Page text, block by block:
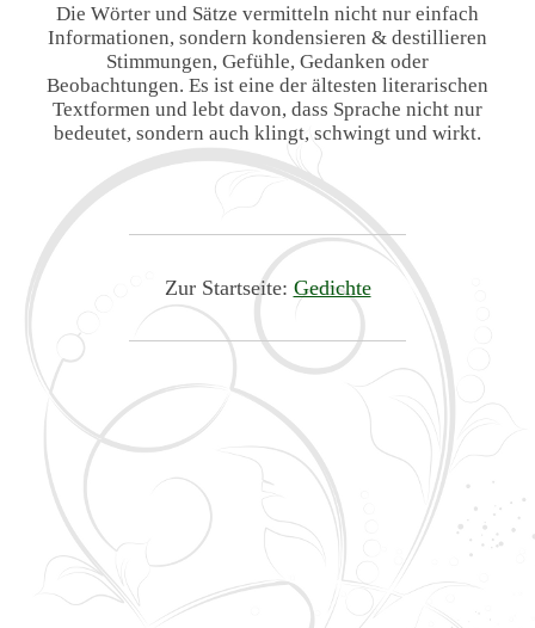
Die Wörter und Sätze vermitteln nicht nur einfach
Informationen, sondern kondensieren & destillieren
Stimmungen, Gefühle, Gedanken oder
Beobachtungen. Es ist eine der ältesten literarischen
Textformen und lebt davon, dass Sprache nicht nur
bedeutet, sondern auch klingt, schwingt und wirkt.
Zur Startseite: Gedichte